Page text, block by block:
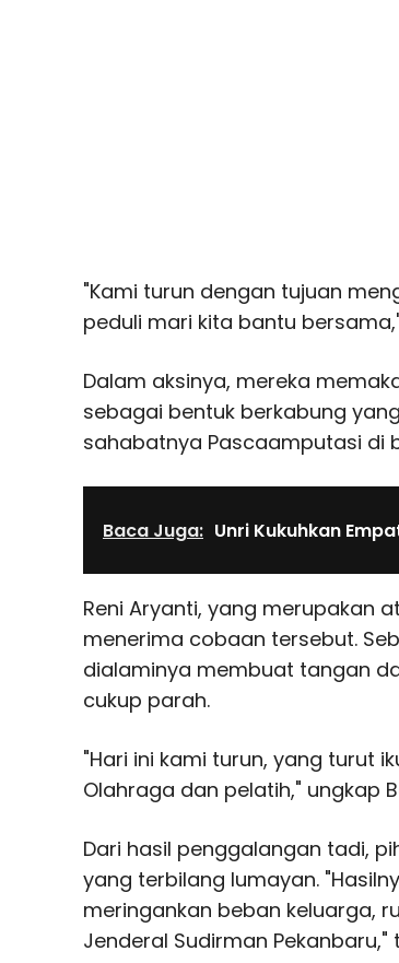
"Kami turun dengan tujuan
peduli mari kita bantu
Dalam aksinya, mereka
sebagai bentuk berkabung
sahabatnya Pascaamputasi di
Baca Juga: Unri Kukuhkan
Reni Aryanti, yang merupakan
menerima cobaan tersebut.
dialaminya membuat tangan
cukup parah.
"Hari ini kami turun, yang turut
Olahraga dan pelatih," ungkap
Dari hasil penggalangan tadi,
yang terbilang lumayan.
meringankan beban keluarga,
Jenderal Sudirman Pekanbaru,"